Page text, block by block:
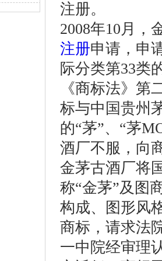
注册。
2008年10月，
注册申请，申
际分类第33类
《商标法》
标与中国贵州
的“茅”、“茅
酒厂不服，向
金茅古酒厂将
称“金茅”及图
构成、图形风
商标，请求法
一中院经审理